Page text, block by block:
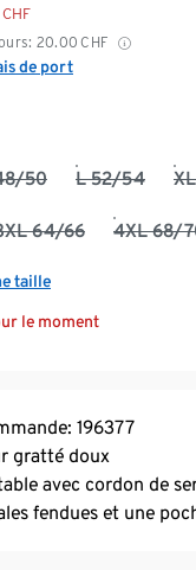
CHF
20.00 CHF
de port
50 L 52/54
64/66 4XL 68/
taille
le moment
196377
gratté doux
avec cordon de
fendues et une